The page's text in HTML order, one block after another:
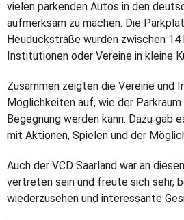
vielen parkenden Autos in den
aufmerksam zu machen. Die
Heuduckstraße wurden zwischen 14
Institutionen oder Vereine in kleine
Zusammen zeigten die Vereine und
Möglichkeiten auf, wie der
Begegnung werden kann. Dazu gab
mit Aktionen, Spielen und der
Auch der VCD Saarland war an
vertreten sein und freute sich sehr,
wiederzusehen und interessante